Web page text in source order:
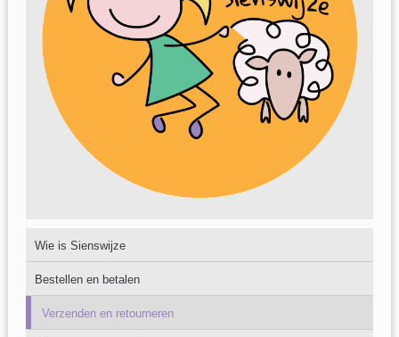
Wie is Sienswijze
Bestellen en betalen
Verzenden en retourneren